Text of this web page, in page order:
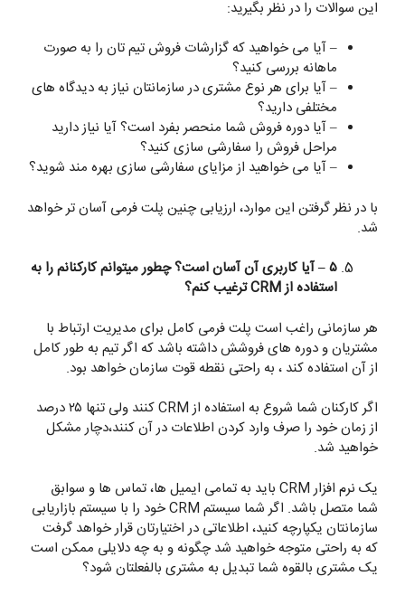
این سوالات را در نظر بگیرید:
– آیا می خواهید که گزارشات فروش تیم تان را به صورت
ماهانه بررسی کنید؟
– آیا برای هر نوع مشتری در سازمانتان نیاز به دیدگاه های
مختلفی دارید؟
– آیا دوره فروش شما منحصر بفرد است؟ آیا نیاز دارید
مراحل فروش را سفارشی سازی کنید؟
– آیا می خواهید از مزایای سفارشی سازی بهره مند شوید؟
با در نظر گرفتن این موارد، ارزیابی چنین پلت فرمی آسان تر خواهد
شد.
۵ – آیا کاربری آن آسان است؟ چطور میتوانم کارکنانم را به
استفاده ازCRM ترغیب کنم؟
هر سازمانی راغب است پلت فرمی کامل برای مدیریت ارتباط با
مشتریان و دوره های فروشش داشته باشد که اگر تیم به طور کامل
از آن استفاده کند ، به راحتی نقطه قوت سازمان خواهد بود.
اگر کارکنان شما شروع به استفاده از CRM کنند ولی تنها ۲۵ درصد
از زمان خود را صرف وارد کردن اطلاعات در آن کنند،دچار مشکل
خواهید شد.
یک نرم افزار CRM باید به تمامی ایمیل ها، تماس ها و سوابق
شما متصل باشد. اگر شما سیستم CRM خود را با سیستم بازاریابی
سازمانتان یکپارچه کنید، اطلاعاتی در اختیارتان قرار خواهد گرفت
که به راحتی متوجه خواهید شد چگونه و به چه دلایلی ممکن است
یک مشتری بالقوه شما تبدیل به مشتری بالفعلتان شود؟